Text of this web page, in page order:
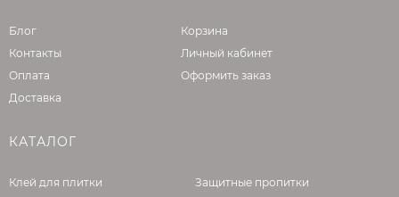
Блог
Контакты
Оплата
Доставка
Корзина
Личный кабинет
Оформить заказ
КАТАЛОГ
Клей для плитки
Защитные пропитки